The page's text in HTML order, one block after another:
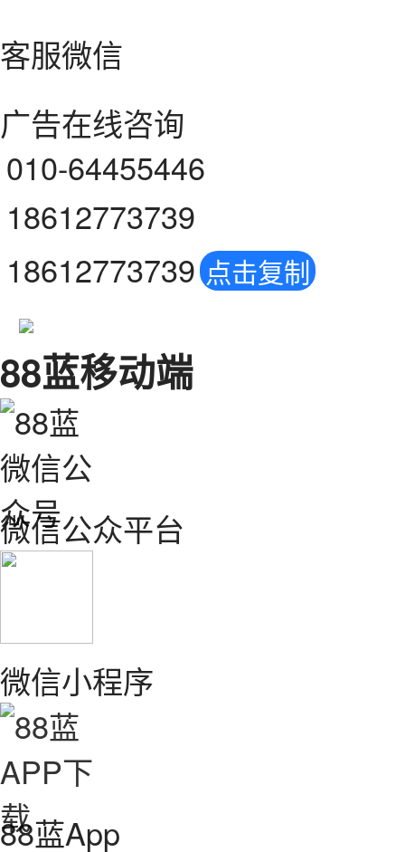
客服微信
广告在线咨询
010-64455446
18612773739
18612773739 点击复制
88蓝移动端
微信公众平台
微信小程序
88蓝App